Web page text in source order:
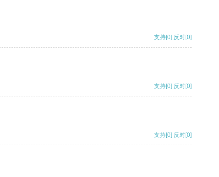
支持[0] 反对[0]
支持[0] 反对[0]
支持[0] 反对[0]